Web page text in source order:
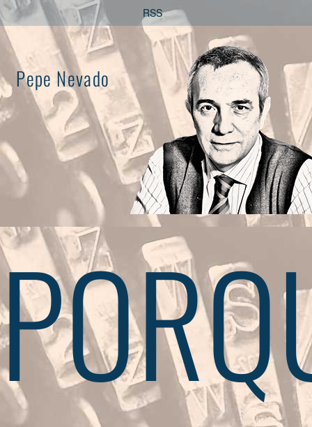
Saltar
al
contenido
RSS
Pepe Nevado